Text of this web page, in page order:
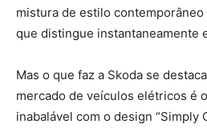
mistura de estilo
que distingue instantaneamente
Mas o que faz a Skoda se
mercado de veículos elétricos é
inabalável com o design “Simply